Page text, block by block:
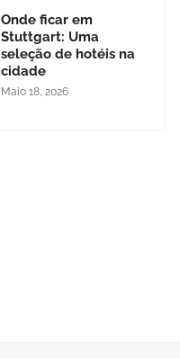
Onde ficar em
Stuttgart: Uma
seleção de hotéis na
cidade
Maio 18, 2026